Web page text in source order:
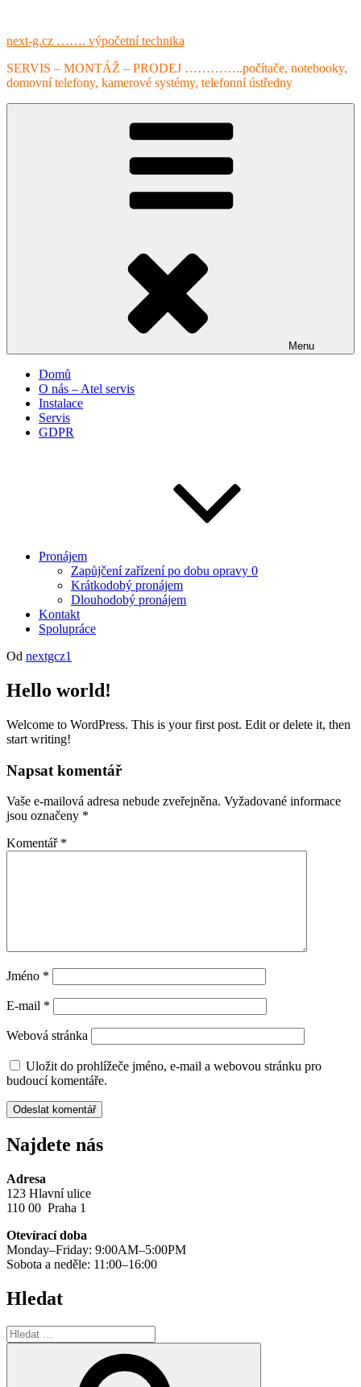
obsahu
next-g.cz ……. výpočetní technika
SERVIS – MONTÁŽ – PRODEJ …………..počítače, notebooky,
domovní telefony, kamerové systémy, telefonní ústředny
Menu
Domů
O nás – Atel servis
Instalace
Servis
GDPR
Pronájem
Zapůjčení zařízení po dobu opravy 0
Krátkodobý pronájem
Dlouhodobý pronájem
Kontakt
Spolupráce
Publikováno
Od nextgcz1
Hello world!
Welcome to WordPress. This is your first post. Edit or delete it, then
start writing!
Napsat komentář
Vaše e-mailová adresa nebude zveřejněna. Vyžadované informace
jsou označeny *
Komentář *
Jméno *
E-mail *
Webová stránka
Uložit do prohlížeče jméno, e-mail a webovou stránku pro
budoucí komentáře.
Najdete nás
Adresa
123 Hlavní ulice
110 00 Praha 1
Otevírací doba
Monday–Friday: 9:00AM–5:00PM
Sobota a neděle: 11:00–16:00
Hledat
Hledat: